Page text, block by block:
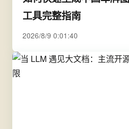
工具完整指南
2026/8/9 0:01:40